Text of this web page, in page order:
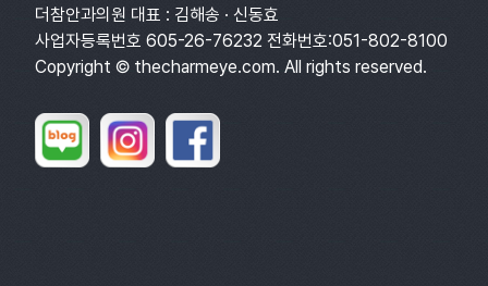
더참안과의원 대표 : 김해송 · 신동효
사업자등록번호 605-26-76232 전화번호:051-802-8100
Copyright © thecharmeye.com. All rights reserved.